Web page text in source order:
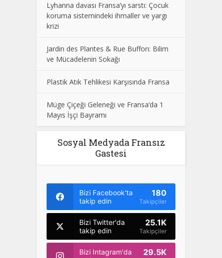
Lyhanna davası Fransa’yı sarstı: Çocuk
koruma sistemindeki ihmaller ve yargı
krizi
Jardin des Plantes & Rue Buffon: Bilim
ve Mücadelenin Sokağı
Plastik Atık Tehlikesi Karşısında Fransa
Müge Çiçeği Geleneği ve Fransa’da 1
Mayıs İşçi Bayramı
Sosyal Medyada Fransız
Gastesi
Bizi Facebook'ta
takip edin
180
Takipçiler
Bizi Twitter'da
takip edin
25.1K
Takipçiler
Bizi Intagram'da
29.5K